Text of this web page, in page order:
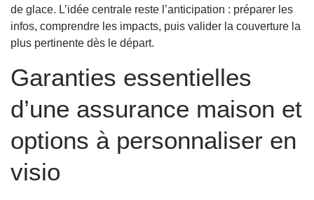
de glace. L’idée centrale reste l’anticipation : préparer les
infos, comprendre les impacts, puis valider la couverture la
plus pertinente dès le départ.
Garanties essentielles
d’une assurance maison et
options à personnaliser en
visio